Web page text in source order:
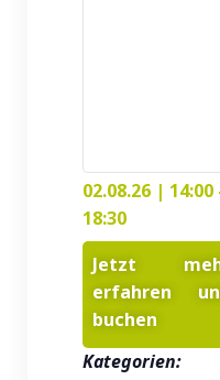
02.08.26 | 14:00
18:30
Jetzt
erfahren
buchen
Kategorien: